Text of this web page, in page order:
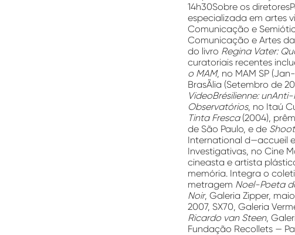
14h30Sobre os
especializada em artes
Comunicação e
Comunicação e Artes da
do livro Regina Vater:
curatoriais recentes
o MAM, no MAM SP
BrasÃ­lia (Setembro de
VideoBrésilienne:
Observatórios, no Itaú
Tinta Fresca(2004),
de São Paulo, e de
International d—accueil
Investigativas, no Cine
cineasta e artista
memória. Integra o
metragem Noel-Poeta
Noir, Galeria Zipper,
2007, SX70, Galeria
Ricardo van Steen,
Fundação Recollets —